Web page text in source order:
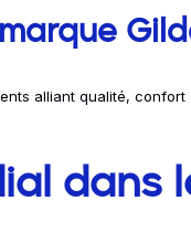
alliant qualité,
dans